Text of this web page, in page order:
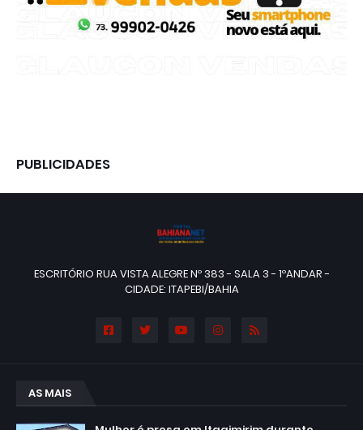
PUBLICIDADES
ESCRITÓRIO RUA VISTA ALEGRE Nº 383 - SALA 3 - 1ºANDAR -
CIDADE: ITAPEBI/BAHIA
AS MAIS